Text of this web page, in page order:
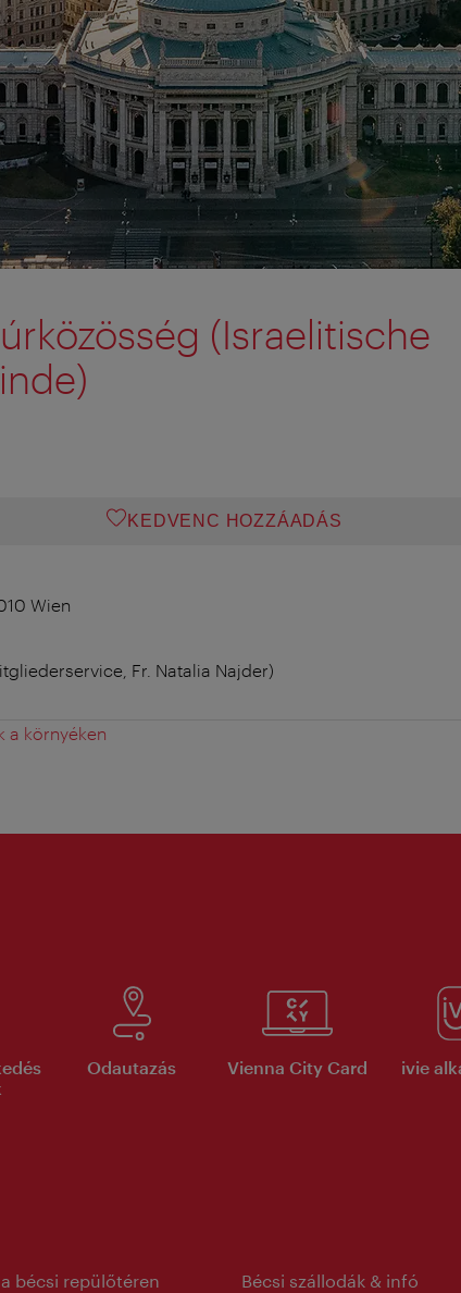
(Israelitische
KEDVENC HOZZÁADÁS
Wien
Fr. Natalia Najder)
a környéken
Odautazás Vienna City Card ivie
bécsi repülőtéren
Bécsi szállodák & infó